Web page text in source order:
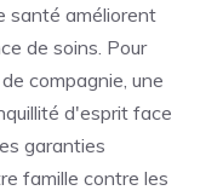
santé améliorent
de soins. Pour
compagnie, une
d'esprit face
garanties
famille contre les